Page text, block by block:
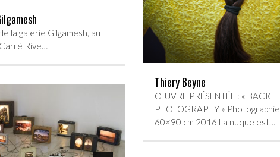
la galerie Gilgamesh, au
Rive…
Thiery Beyne
ŒUVRE PRÉSENTÉE : « BACK
PHOTOGRAPHY » Photographie
60×90 cm 2016 La nuque est…